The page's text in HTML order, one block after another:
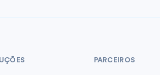
PARCEIROS